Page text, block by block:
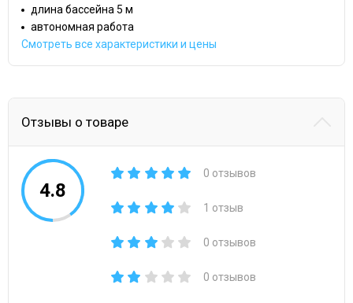
длина бассейна 5 м
автономная работа
Смотреть все характеристики и цены
Отзывы о товаре
4.8
0 отзывов
1 отзыв
0 отзывов
0 отзывов